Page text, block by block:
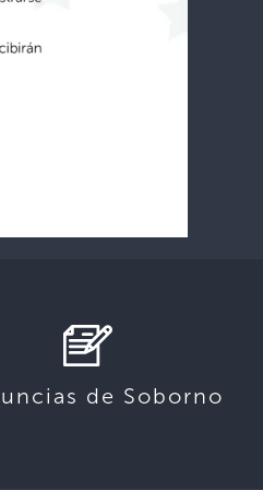
de Soborno